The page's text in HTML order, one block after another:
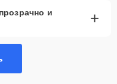
устройства
наших мастеров и
Мы предоставляем
и
+